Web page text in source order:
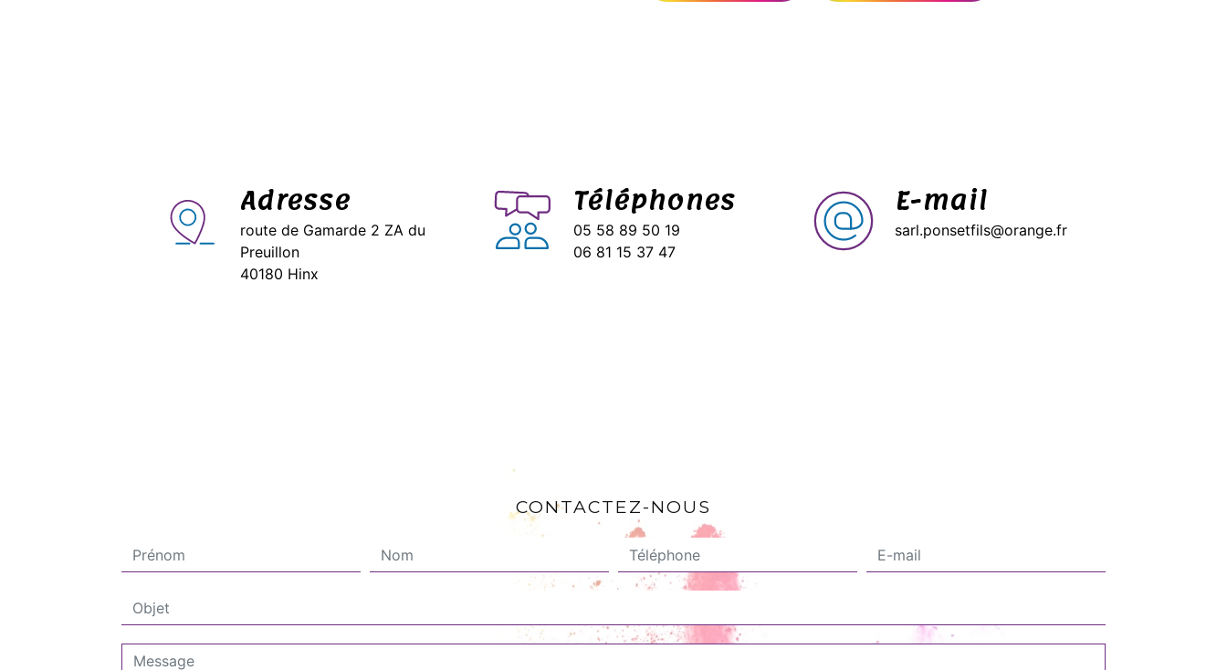
Adresse
route de Gamarde 2 ZA du
Preuillon
40180 Hinx
Téléphones
05 58 89 50 19
06 81 15 37 47
E-mail
sarl.ponsetfils@orange.fr
CONTACTEZ-NOUS